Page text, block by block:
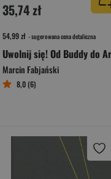
35,74 zł
54,99 zł - sugerowana cena detaliczna
Marcin Fabjański
8,0 (6)